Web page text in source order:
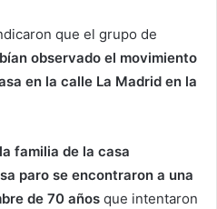
que el grupo de
observado el movimiento
en la calle La Madrid en la
familia de la casa
paro se encontraron a una
de 70 años que intentaron